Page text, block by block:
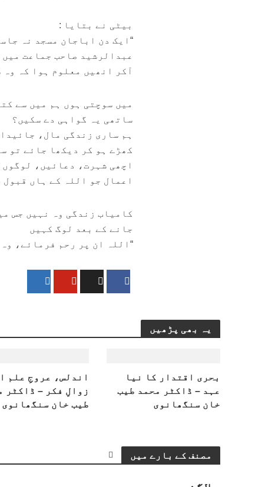
بیٹی نے بتایا :
“ایک دن اباجان مسجد نہ
عبدالرشید صاحب جماعت
آکر انھیں معلوم ہوا کہ وہ
میں سوچتی ہوں ہم میں سے
ساتھی یہ گواہی دے سکیں؟
ہم ساری زندگی مال،
کھڑے ہو کر دیکھا جائے تو
اچھی شہرت، دعائیں، لوگوں
اعمال جو اللہ کے ہاں
کامیاب زندگی وہ نہیں جس
جانے کے بعد لوگ کہیں
“اللہ ان پر رحم فرمائے،
یہ بھی پڑھیں
بحری اقتدار کا نیا
عہد – ڈاکٹر محمد طیب
خان سنگھانوی
اندلس، عروجِ علم
زوالِ فکر – ڈاکٹر
طیب خان سنگھانوی
مصنف کے بارے میں